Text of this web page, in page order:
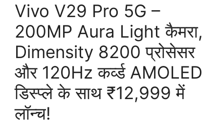
Vivo V29 Pro 5G –
200MP Aura Light कैमरा,
Dimensity 8200 प्रोसेसर
और 120Hz कर्व्ड AMOLED
डिस्प्ले के साथ ₹12,999 में
लॉन्च!